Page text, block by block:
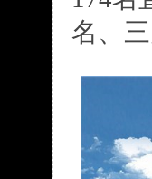
名、